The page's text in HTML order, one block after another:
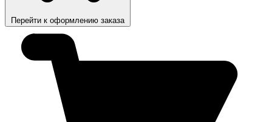
Перейти к оформлению заказа